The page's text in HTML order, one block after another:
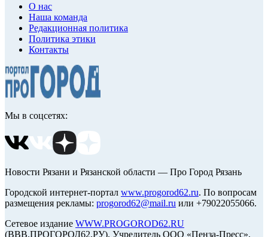
О нас
Наша команда
Редакционная политика
Политика этики
Контакты
Мы в соцсетях:
Новости Рязани и Рязанской области — Про Город Рязань
Городской интернет-портал www.progorod62.ru. По вопросам
размещения рекламы: progorod62@mail.ru или +79022055066.
Сетевое издание WWW.PROGOROD62.RU
(ВВВ.ПРОГОРОД62.РУ). Учредитель ООО «Пенза-Пресс».